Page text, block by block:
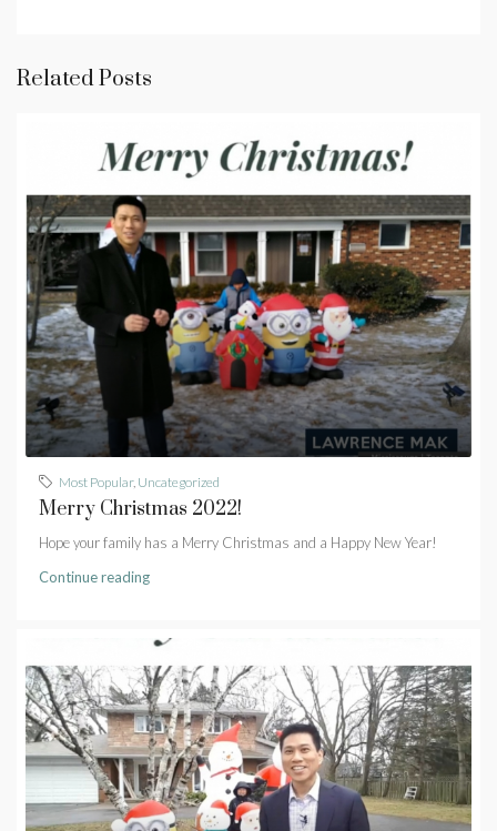
Related Posts
Most Popular, Uncategorized
Merry Christmas 2022!
Hope your family has a Merry Christmas and a Happy New Year!
Continue reading